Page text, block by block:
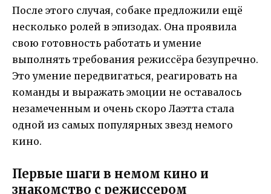
После этого случая, собаке предложили ещё
несколько ролей в эпизодах. Она проявила
свою готовность работать и умение
выполнять требования режиссёра безупречно.
Это умение передвигаться, реагировать на
команды и выражать эмоции не оставалось
незамеченным и очень скоро Лаэтта стала
одной из самых популярных звезд немого
кино.
Первые шаги в немом кино и
знакомство с режиссером